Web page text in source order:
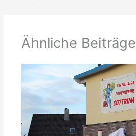
Ähnliche Beiträge